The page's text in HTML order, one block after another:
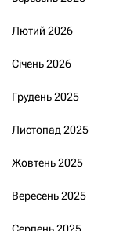
Лютий 2026
Січень 2026
Грудень 2025
Листопад 2025
Жовтень 2025
Вересень 2025